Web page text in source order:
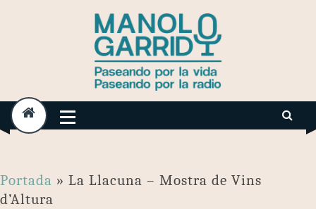
Portada » La Llacuna – Mostra de Vins
d’Altura